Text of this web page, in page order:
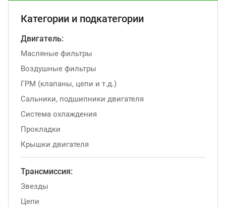
Категории и подкатегории
Двигатель:
Масляные фильтры
Воздушные фильтры
ГРМ (клапаны, цепи и т.д.)
Сальники, подшипники двигателя
Система охлаждения
Прокладки
Крышки двигателя
Трансмиссия:
Звезды
Цепи